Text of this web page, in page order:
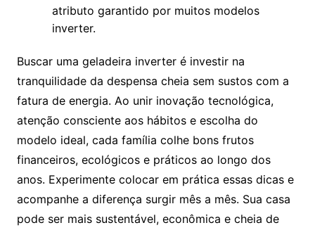
atributo garantido por muitos modelos
inverter.
Buscar uma geladeira inverter é investir na
tranquilidade da despensa cheia sem sustos com a
fatura de energia. Ao unir inovação tecnológica,
atenção consciente aos hábitos e escolha do
modelo ideal, cada família colhe bons frutos
financeiros, ecológicos e práticos ao longo dos
anos. Experimente colocar em prática essas dicas e
acompanhe a diferença surgir mês a mês. Sua casa
pode ser mais sustentável, econômica e cheia de